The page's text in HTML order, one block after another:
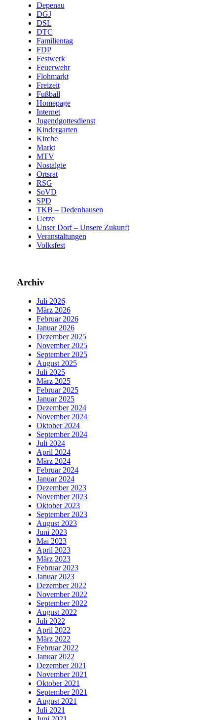
Depenau
DGJ
DSL
DTC
Familientag
FDP
Festwerk
Feuerwehr
Flohmarkt
Freizeit
Fußball
Homepage
Internet
Jugendgottesdienst
Kindergarten
Kirche
Markt
MTV
Nostalgie
Ortsrat
RSG
SoVD
SPD
TKB – Dedenhausen
Uetze
Unser Dorf – Unsere Zukunft
Veranstaltungen
Volksfest
Archiv
Juli 2026
März 2026
Februar 2026
Januar 2026
Dezember 2025
November 2025
September 2025
August 2025
Juli 2025
März 2025
Februar 2025
Januar 2025
Dezember 2024
November 2024
Oktober 2024
September 2024
Juli 2024
April 2024
März 2024
Februar 2024
Januar 2024
Dezember 2023
November 2023
Oktober 2023
September 2023
August 2023
Juni 2023
Mai 2023
April 2023
März 2023
Februar 2023
Januar 2023
Dezember 2022
November 2022
September 2022
August 2022
Juli 2022
April 2022
März 2022
Februar 2022
Januar 2022
Dezember 2021
November 2021
Oktober 2021
September 2021
August 2021
Juli 2021